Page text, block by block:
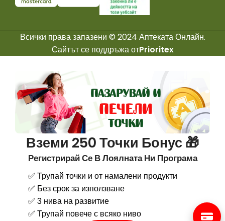
Всички права запазени © 2024 Аптеката Онлайн.
Сайтът се поддръжа отPrioritex
Вземи 250 Точки Бонус 🎁
Регистрирай Се В Лоялната Ни Програма
✅ Трупай точки и от намалени продукти
✅ Без срок за използване
✅ 3 нива на развитие
✅ Трупай повече с всяко ниво